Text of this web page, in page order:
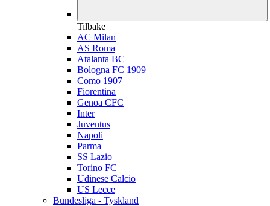
Tilbake
AC Milan
AS Roma
Atalanta BC
Bologna FC 1909
Como 1907
Fiorentina
Genoa CFC
Inter
Juventus
Napoli
Parma
SS Lazio
Torino FC
Udinese Calcio
US Lecce
Bundesliga - Tyskland